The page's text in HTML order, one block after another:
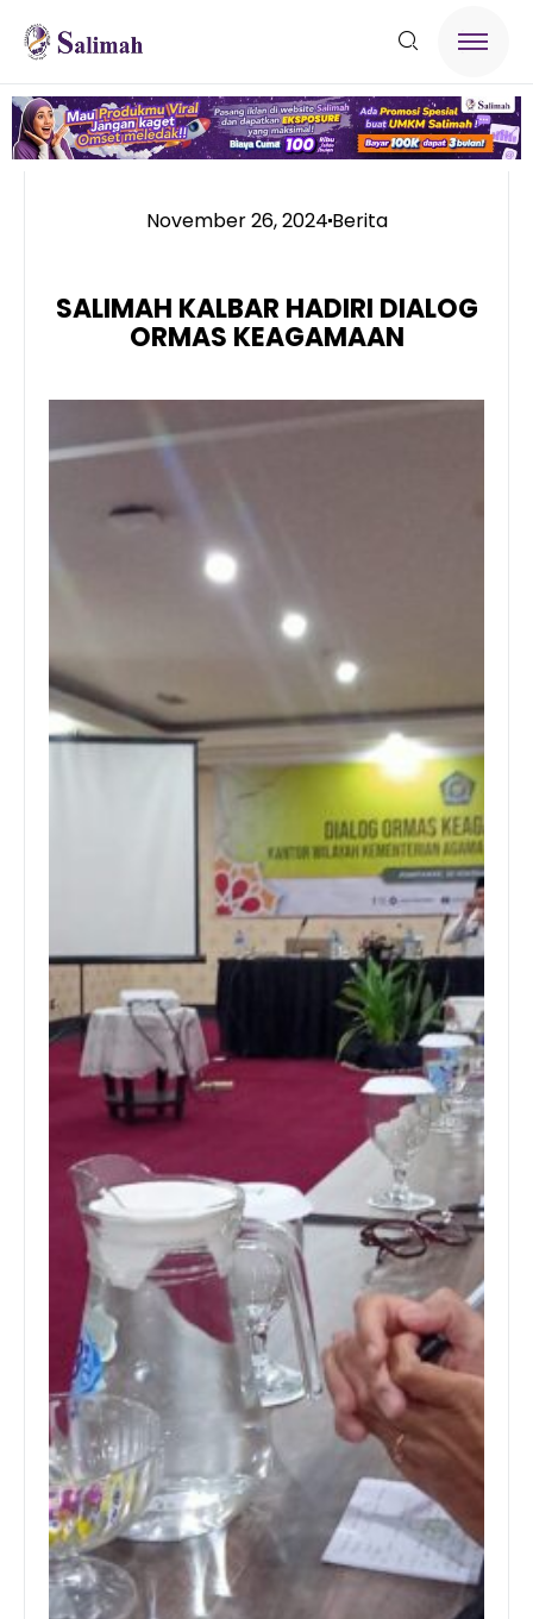
November 26, 2024Berita
SALIMAH KALBAR HADIRI DIALOG
ORMAS KEAGAMAAN